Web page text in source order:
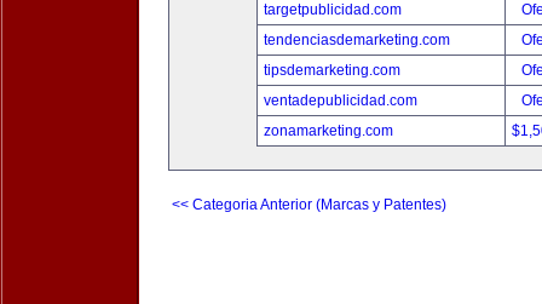
targetpublicidad.com
tendenciasdemarketing.com
tipsdemarketing.com
ventadepublicidad.com
zonamarketing.com
<< Categoria Anterior (Marcas y Patentes)